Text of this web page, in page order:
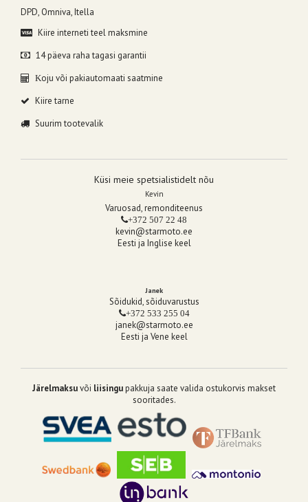
DPD, Omniva, Itella
Kiire interneti teel maksmine
14 päeva raha tagasi garantii
Koju või pakiautomaati saatmine
Kiire tarne
Suurim tootevalik
Küsi meie spetsialistidelt nõu
Kevin
Varuosad, remonditeenus
+372 507 22 48
kevin@starmoto.ee
Eesti ja Inglise keel
Janek
Sõidukid, sõiduvarustus
+372 533 255 04
janek@starmoto.ee
Eesti ja Vene keel
Järelmaksuvõi liisingupakkuja saate valida ostukorvis makset
sooritades.